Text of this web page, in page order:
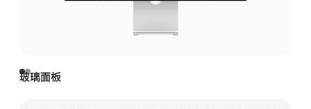
玻璃面板